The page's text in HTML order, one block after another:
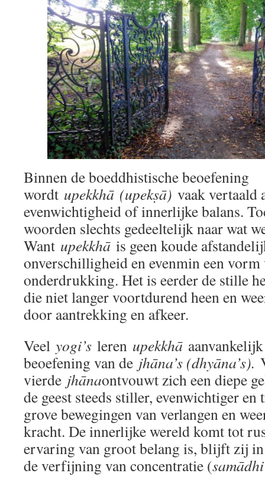
Binnen de boeddhistische beoefening
wordt upekkhā (upekṣā) vaak vertaald
evenwichtigheid of innerlijke balans.
woorden slechts gedeeltelijk naar wat
Want upekkhā is geen koude
onverschilligheid en evenmin een
onderdrukking. Het is eerder de stille
die niet langer voortdurend heen en
door aantrekking en afkeer.
Veel yogi’s leren upekkhā
beoefening van de jhāna’s (dhyāna’s).
vierde jhānaontvouwt zich een diepe
de geest steeds stiller, evenwichtiger
grove bewegingen van verlangen en
kracht. De innerlijke wereld komt tot
ervaring van groot belang is, blijft zij
de verfijning van concentratie (samādhi